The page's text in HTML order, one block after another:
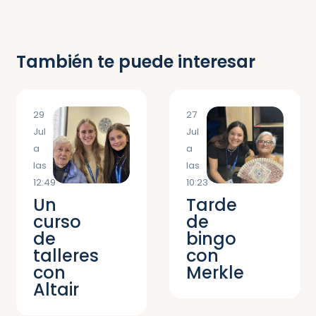
También te puede interesar
29
Jul
a
las
12:49
Un
curso
de
talleres
con
Altair
27
Jul
a
las
10:23
Tarde
de
bingo
con
Merkle